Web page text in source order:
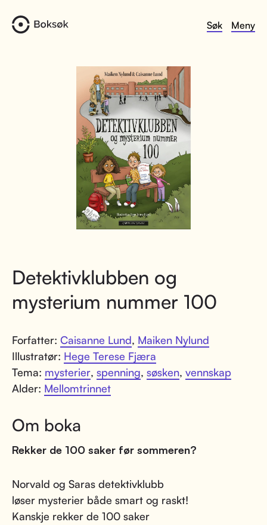
Søk Meny
Detektivklubben og
mysterium nummer 100
Forfatter: Caisanne Lund, Maiken Nylund
Illustratør: Hege Terese Fjæra
Tema: mysterier, spenning, søsken, vennskap
Alder: Mellomtrinnet
Om boka
Rekker de 100 saker før sommeren?
Norvald og Saras detektivklubb
løser mysterier både smart og raskt!
Kanskje rekker de 100 saker